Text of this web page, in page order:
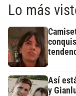
Lo más
Así
y